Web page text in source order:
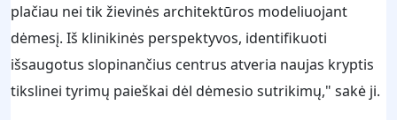
plačiau nei tik žievinės architektūros modeliuojant
dėmesį. Iš klinikinės perspektyvos, identifikuoti
išsaugotus slopinančius centrus atveria naujas kryptis
tikslinei tyrimų paieškai dėl dėmesio sutrikimų," sakė ji.